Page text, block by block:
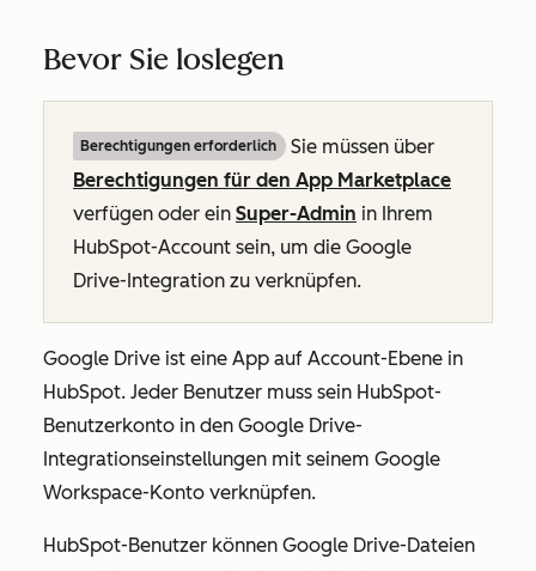
Bevor Sie loslegen
Berechtigungen erforderlich
Sie müssen über
Berechtigungen für den App Marketplace
verfügen oder ein Super-Admin in Ihrem
HubSpot-Account sein, um die Google
Drive-Integration zu verknüpfen.
Google Drive ist eine App auf Account-Ebene in
HubSpot. Jeder Benutzer muss sein HubSpot-
Benutzerkonto in den Google Drive-
Integrationseinstellungen mit seinem Google
Workspace-Konto verknüpfen.
HubSpot-Benutzer können Google Drive-Dateien